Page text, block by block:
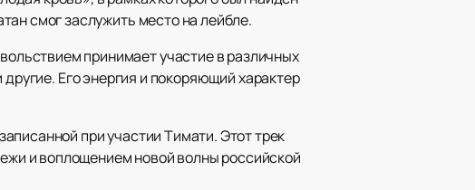
смог заслужить место на лейбле.
принимает участие в различных
Его энергия и покоряющий характер
при участии Тимати. Этот трек
и воплощением новой волны российской